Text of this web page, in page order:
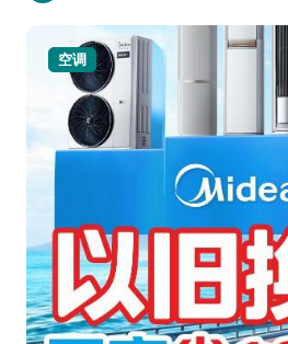
空调